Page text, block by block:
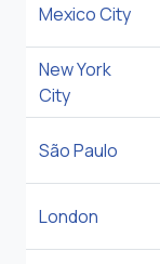
Mexico City
New York
City
São Paulo
London